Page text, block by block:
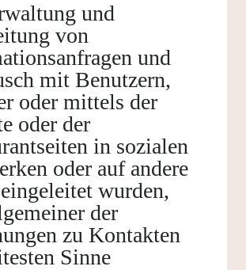
und
von
und
mit Benutzern,
oder mittels der
oder der
in sozialen
oder auf andere
wurden,
der
zu Kontakten
Sinne